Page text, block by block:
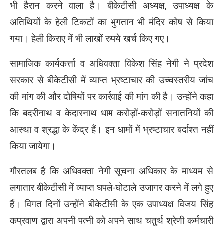
भी हैरान करने वाला है। बीकेटीसी अध्यक्ष, उपाध्यक्ष के
अतिथियों के हेली टिकटों का भुगतान भी मंदिर कोष से किया
गया। हेली किराए में भी लाखों रुपये खर्च किए गए।
सामाजिक कार्यकर्त्ता व अधिवक्ता विकेश सिंह नेगी ने प्रदेश
सरकार से बीकेटीसी में व्याप्त भ्रष्टाचार की उच्चस्तरीय जांच
की मांग की और दोषियों पर कार्रवाई की मांग की है। उन्होंने कहा
कि बदरीनाथ व केदारनाथ धाम करोड़ों-करोड़ों सनातनियों की
आस्था व श्रद्धा के केंद्र हैं। इन धामों में भ्रष्टाचार बर्दाश्त नहीं
किया जायेगा।
गौरतलब है कि अधिवक्ता नेगी सूचना अधिकार के माध्यम से
लगातार बीकेटीसी में व्याप्त घपले-घोटाले उजागर करने में लगे हुए
हैं। विगत दिनों उन्होंने बीकेटीसी के एक उपाध्यक्ष विजय सिंह
कप्रवाण द्वारा अपनी पत्नी को अपने साथ चतुर्थ श्रेणी कर्मचारी